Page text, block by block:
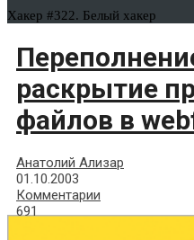
Хакер #322. Белый хакер
раскрытие
файлов в
Анатолий Ализар
01.10.2003
Комментарии
691